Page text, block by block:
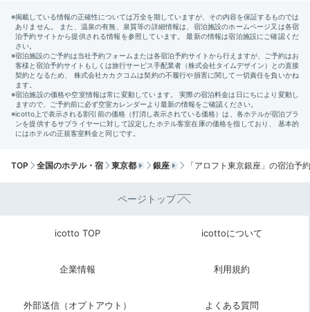
線で1本でアクセスできます。早朝の静かな「浅草寺」
で、清々しい朝のひと時を楽しんではいかが。
んだりしました。
TOP 全国のホテル・宿 東京都 銀座 「アロフト東京銀座」の宿泊予約
ページトップ
icotto TOP icottoについて
企業情報 利用規約
外部送信（オプトアウト） よくある質問